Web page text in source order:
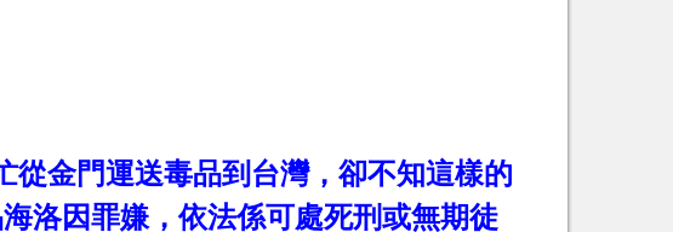
從金門運送毒品到台灣，卻不知這樣的
洛因罪嫌，依法係可處死刑或無期徒